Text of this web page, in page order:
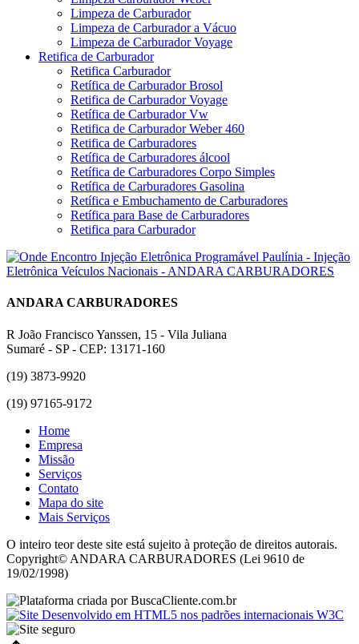
Limpeza de Carburador
Limpeza de Carburador a Vácuo
Limpeza de Carburador Voyage
Retifica de Carburador
Retifica Carburador
Retífica de Carburador Brosol
Retifica de Carburador Voyage
Retífica de Carburador Vw
Retifica de Carburador Weber 460
Retifica de Carburadores
Retífica de Carburadores álcool
Retífica de Carburadores Corpo Simples
Retífica de Carburadores Gasolina
Retífica e Embuchamento de Carburadores
Retífica para Base de Carburadores
Retifica para Carburador
ANDARA CARBURADORES
R João Francisco Yanssen, 15 - Vila Juliana
Sumaré - SP - CEP: 13171-160
(19) 3873-9920
(19) 97165-9172
Home
Empresa
Missão
Serviços
Contato
Mapa do site
Mais Serviços
O inteiro teor deste site está sujeito à proteção de direitos autorais.
Copyright© ANDARA CARBURADORES (Lei 9610 de
19/02/1998)